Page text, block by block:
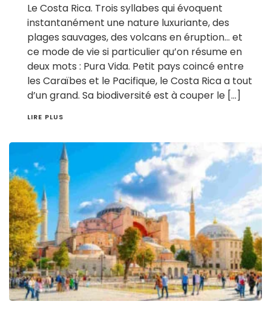
Le Costa Rica. Trois syllabes qui évoquent
instantanément une nature luxuriante, des
plages sauvages, des volcans en éruption… et
ce mode de vie si particulier qu’on résume en
deux mots : Pura Vida. Petit pays coincé entre
les Caraïbes et le Pacifique, le Costa Rica a tout
d’un grand. Sa biodiversité est à couper le […]
LIRE PLUS